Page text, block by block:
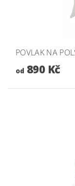
POVLAK NA
od 890 Kč